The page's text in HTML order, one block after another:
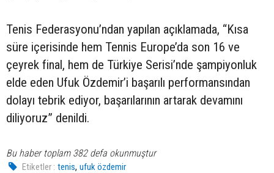
Tenis Federasyonu’ndan yapılan açıklamada, “Kısa
süre içerisinde hem Tennis Europe’da son 16 ve
çeyrek final, hem de Türkiye Serisi’nde şampiyonluk
elde eden Ufuk Özdemir’i başarılı performansından
dolayı tebrik ediyor, başarılarının artarak devamını
diliyoruz” denildi.
Bu haber toplam 382 defa okunmuştur
Etiketler : tenis,ufuk özdemir